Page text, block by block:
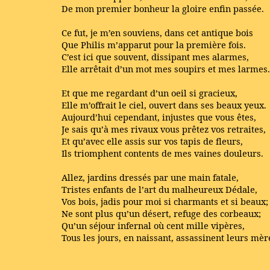
De mon premier bonheur la gloire enfin passée.
Ce fut, je m’en souviens, dans cet antique bois
Que Philis m’apparut pour la première fois.
C’est ici que souvent, dissipant mes alarmes,
Elle arrêtait d’un mot mes soupirs et mes larmes.
Et que me regardant d’un oeil si gracieux,
Elle m’offrait le ciel, ouvert dans ses beaux yeux.
Aujourd’hui cependant, injustes que vous êtes,
Je sais qu’à mes rivaux vous prêtez vos retraites,
Et qu’avec elle assis sur vos tapis de fleurs,
Ils triomphent contents de mes vaines douleurs.
Allez, jardins dressés par une main fatale,
Tristes enfants de l’art du malheureux Dédale,
Vos bois, jadis pour moi si charmants et si beaux;
Ne sont plus qu’un désert, refuge des corbeaux;
Qu’un séjour infernal où cent mille vipères,
Tous les jours, en naissant, assassinent leurs